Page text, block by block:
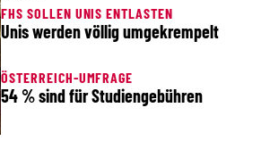
FHS SOLLEN UNIS ENTLASTEN
Unis werden völlig umgekrempelt
ÖSTERREICH-UMFRAGE
54 % sind für Studiengebühren